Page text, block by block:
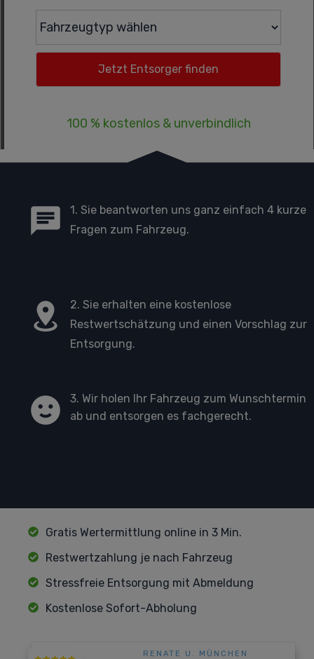
100 % kostenlos & unverbindlich
1. Sie beantworten uns ganz einfach 4 kurze
Fragen zum Fahrzeug.
2. Sie erhalten eine kostenlose
Restwertschätzung und einen Vorschlag zur
Entsorgung.
3. Wir holen Ihr Fahrzeug zum Wunschtermin
ab und entsorgen es fachgerecht.
Gratis Wertermittlung online in 3 Min.
Restwertzahlung je nach Fahrzeug
Stressfreie Entsorgung mit Abmeldung
Kostenlose Sofort-Abholung
RENATE U. MÜNCHEN